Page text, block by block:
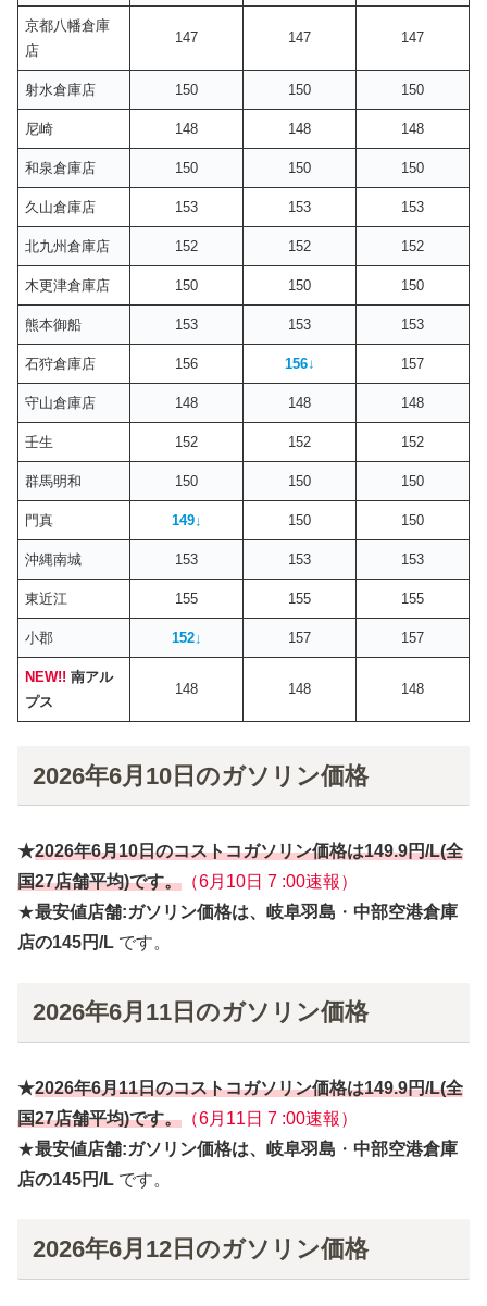
京都八幡倉庫
店
147 147 147
射水倉庫店 150 150 150
尼崎 148 148 148
和泉倉庫店 150 150 150
久山倉庫店 153 153 153
北九州倉庫店 152 152 152
木更津倉庫店 150 150 150
熊本御船 153 153 153
石狩倉庫店 156 156↓ 157
守山倉庫店 148 148 148
壬生 152 152 152
群馬明和 150 150 150
門真 149↓ 150 150
沖縄南城 153 153 153
東近江 155 155 155
小郡 152↓ 157 157
NEW!! 南アル
プス
148 148 148
2026年6月10日のガソリン価格
★2026年6月10日のコストコガソリン価格は149.9円/L(全
国27店舗平均)です。 （6月10日 7 :00速報）
★最安値店舗:ガソリン価格は、岐阜羽島 ・ 中部空港倉庫
店の145円/L です。
2026年6月11日のガソリン価格
★2026年6月11日のコストコガソリン価格は149.9円/L(全
国27店舗平均)です。 （6月11日 7 :00速報）
★最安値店舗:ガソリン価格は、岐阜羽島 ・ 中部空港倉庫
店の145円/L です。
2026年6月12日のガソリン価格